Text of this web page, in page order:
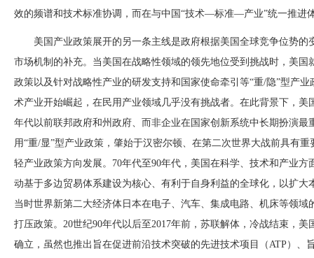
效的频谱和技术标准协调，而在与中国“技术—标准—产业”统一推进
美国产业政策展开的另一条主线是政府根据美国全球竞争位势
市场机制的补充。当美国在战略性领域的领先地位受到挑战时，美国
政策以及针对战略性产业的研发支持和国家使命牵引等“重/隐”型产
术产业开始崛起，在民用产业领域几乎没有挑战者。在此背景下，美
年代以前联邦政府和州政府、而非企业在国家创新系统中长期扮演
用“重/显”型产业政策，肇始于汉密尔顿、在第二次世界大战前具有
轻产业政策方向发展。70年代至90年代，美国在科学、技术和产业
动基于多边贸易体系建设为核心、有利于自身利益的全球化，以扩
当时世界新第二大经济体日本在电子、汽车、集成电路、机床等领域
打压政策。20世纪90年代以后至2017年前，苏联解体，冷战结束，
确立，虽然也推出旨在促进前沿技术突破的先进技术项目（ATP）、